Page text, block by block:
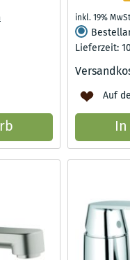
inkl. 19%
Lieferzeit:
Auf